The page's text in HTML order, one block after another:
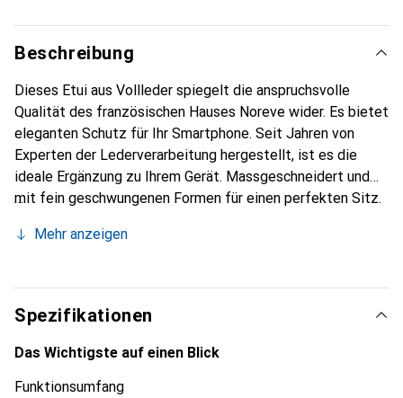
Beschreibung
Dieses Etui aus Vollleder spiegelt die anspruchsvolle
Qualität des französischen Hauses Noreve wider. Es bietet
eleganten Schutz für Ihr Smartphone. Seit Jahren von
Experten der Lederverarbeitung hergestellt, ist es die
ideale Ergänzung zu Ihrem Gerät. Massgeschneidert und
mit fein geschwungenen Formen für einen perfekten Sitz.
Smartphone. Die Marke Noreve ist international für ihre
für den anspruchsvollen Kunden.
Mehr anzeigen
Spezifikationen
Das Wichtigste auf einen Blick
Funktionsumfang